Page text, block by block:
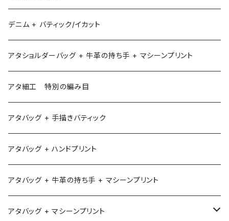
デニム + バティック/イカット
アタショルダーバッグ + 牛革の持ち手 + マシーンプリント
アタ細工 特別の編み目
アタバッグ + 手描きバティック
アタバッグ + ハンドプリント
アタバッグ + 牛革の持ち手 + マシーンプリント
アタバッグ + マシーンプリント